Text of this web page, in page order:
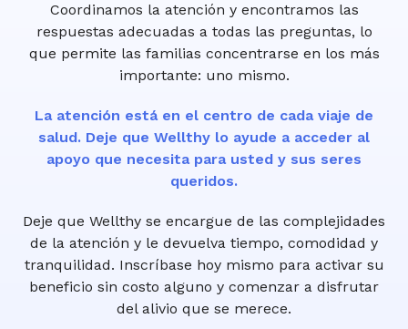
Coordinamos la atención y encontramos las
respuestas adecuadas a todas las preguntas, lo
que permite las familias concentrarse en los más
importante: uno mismo.
La atención está en el centro de cada viaje de
salud. Deje que Wellthy lo ayude a acceder al
apoyo que necesita para usted y sus seres
queridos.
Deje que Wellthy se encargue de las complejidades
de la atención y le devuelva tiempo, comodidad y
tranquilidad. Inscríbase hoy mismo para activar su
beneficio sin costo alguno y comenzar a disfrutar
del alivio que se merece.